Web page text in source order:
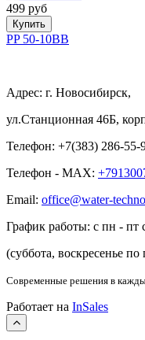
499 руб
Купить
PP 50-10BB
Адрес: г. Новосибирск,
ул.Станционная 46Б,
Телефон: +7(383) 286-55-
Телефон - MAX:
Email: office@water-
График работы: с пн - пт
(суббота, воскресенье
Современные решения в
Работает на InSales